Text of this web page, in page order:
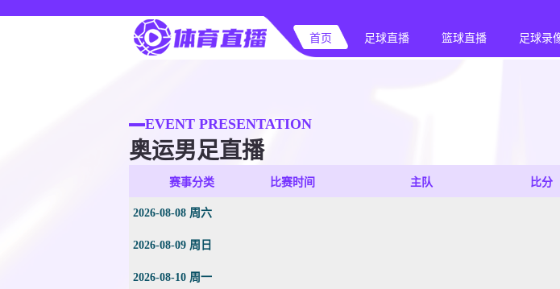
首页 足球直播 篮球直播 足球录
EVENT PRESENTATION
奥运男足直播
赛事分类 比赛时间 主队 比分
2026-08-08 周六
2026-08-09 周日
2026-08-10 周一